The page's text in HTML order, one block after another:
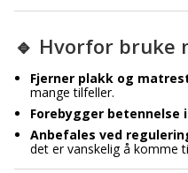
🔹 Hvorfor bruke
Fjerner plakk og
mange tilfeller.
Forebygger
Anbefales ved
det er vanskelig å komme